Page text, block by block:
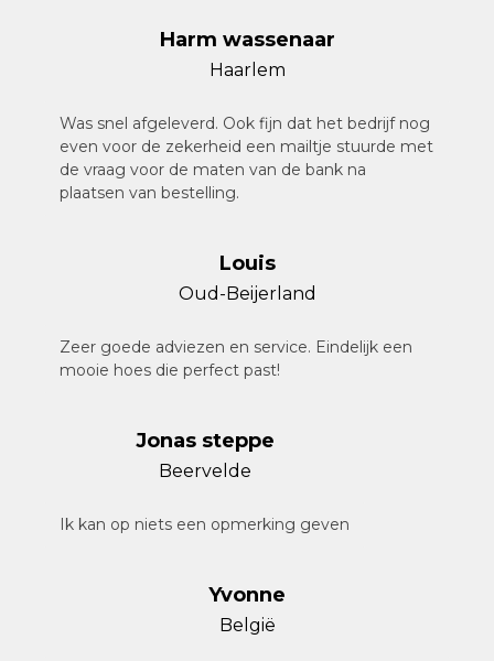
Harm wassenaar
Haarlem
Was snel afgeleverd. Ook fijn dat het bedrijf nog
even voor de zekerheid een mailtje stuurde met
de vraag voor de maten van de bank na
plaatsen van bestelling.
Louis
Oud-Beijerland
Zeer goede adviezen en service. Eindelijk een
mooie hoes die perfect past!
Jonas steppe
Beervelde
Ik kan op niets een opmerking geven
Yvonne
België